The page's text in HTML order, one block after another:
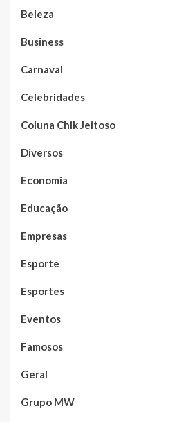
Beleza
Business
Carnaval
Celebridades
Coluna Chik Jeitoso
Diversos
Economia
Educação
Empresas
Esporte
Esportes
Eventos
Famosos
Geral
Grupo MW